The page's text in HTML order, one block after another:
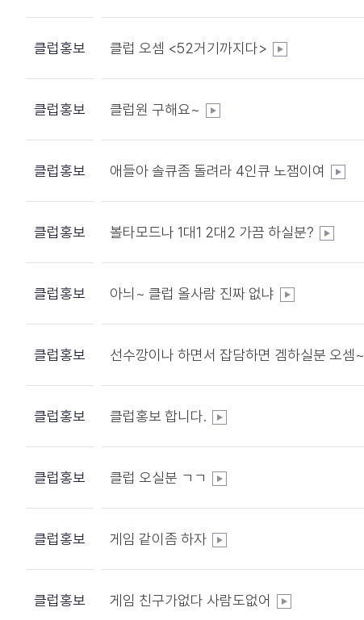
클럽홍보 클럽 오셈 <52거기까지다>
클럽홍보 클럽원 구해요~
클럽홍보 애들아 솔큐좀 돌려라 4인큐 노잼이여
클럽홍보 볼타모드나 1대1 2대2 가끔 하실분?
클럽홍보 아늬~ 클럽 올사람 진짜 없냐
클럽홍보 선수깡이나 하면서 잡담하면 겜하실분 오셈~
클럽홍보 클럽홍보 합니다.
클럽홍보 클럽 오실분 ㄱㄱ
클럽홍보 게임 같이좀 하자
클럽홍보 게임 친구가없다 사람도없어